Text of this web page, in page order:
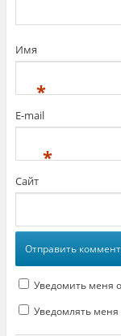
Имя
*
E-mail
*
Сайт
Уведомить меня
Уведомлять меня